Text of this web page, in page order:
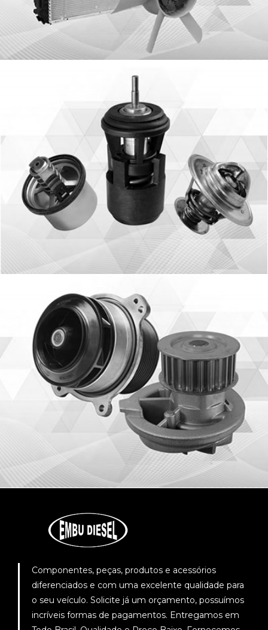
Componentes, peças, produtos e acessórios
diferenciados e com uma excelente qualidade para
o seu veículo. Solicite já um orçamento, possuímos
incríveis formas de pagamentos. Entregamos em